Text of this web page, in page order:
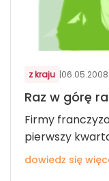
z kraju |06.05.2008
Raz w górę
Firmy
pierwszy
dowiedz się